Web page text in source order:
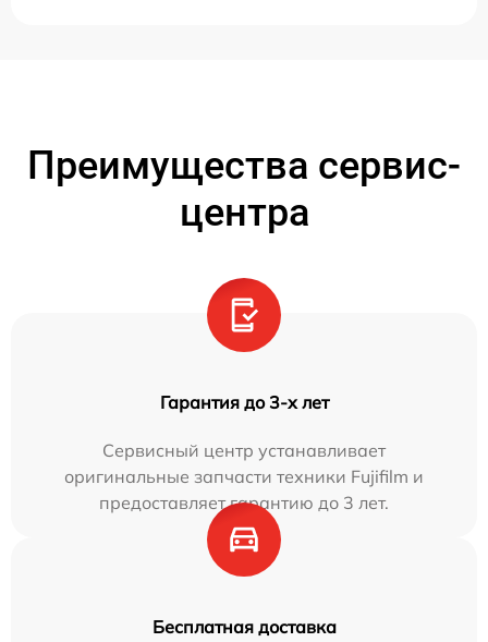
Преимущества сервис-
центра
Гарантия до 3-х лет
Сервисный центр устанавливает
оригинальные запчасти техники Fujifilm и
предоставляет гарантию до 3 лет.
Бесплатная доставка